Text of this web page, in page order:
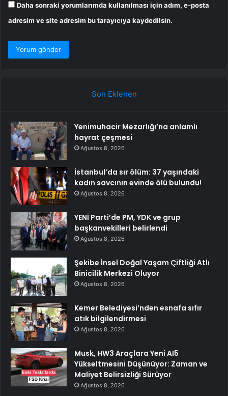
Daha sonraki yorumlarımda kullanılması için adım, e-posta
adresim ve site adresim bu tarayıcıya kaydedilsin.
Son Eklenen
Yenimuhacir Mezarlığı’na anlamlı
hayrat çeşmesi
Ağustos 8, 2026
İstanbul’da sır ölüm: 37 yaşındaki
kadın savcının evinde ölü bulundu!
Ağustos 8, 2026
YENİ Parti’de PM, YDK ve grup
başkanvekilleri belirlendi
Ağustos 8, 2026
Şekibe İnsel Doğal Yaşam Çiftliği Atlı
Binicilik Merkezi Oluyor
Ağustos 8, 2026
Kemer Belediyesi’nden esnafa sıfır
atık bilgilendirmesi
Ağustos 8, 2026
Musk, HW3 Araçlara Yeni AI5
Yükseltmesini Düşünüyor: Zaman ve
Maliyet Belirsizliği Sürüyor
Ağustos 8, 2026